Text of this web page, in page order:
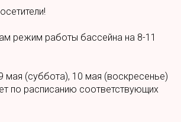
режим работы бассейна на 8-11
мая (суббота), 10 мая (воскресенье)
по расписанию соответствующих